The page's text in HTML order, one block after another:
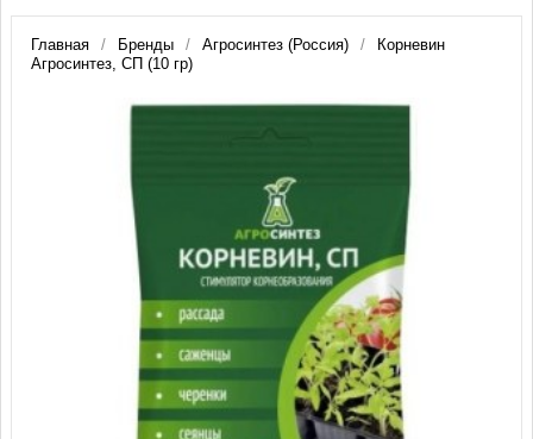
Главная Бренды Агросинтез (Россия)
Корневин
Агросинтез, СП (10 гр)